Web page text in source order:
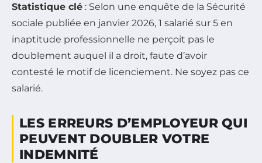
Statistique clé : Selon une enquête de la Sécurité
sociale publiée en janvier 2026, 1 salarié sur 5 en
inaptitude professionnelle ne perçoit pas le
doublement auquel il a droit, faute d’avoir
contesté le motif de licenciement. Ne soyez pas ce
salarié.
LES ERREURS D’EMPLOYEUR QUI
PEUVENT DOUBLER VOTRE
INDEMNITÉ